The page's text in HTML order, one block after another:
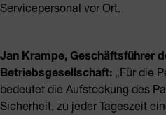
Servicepersonal vor Ort.
Jan Krampe, Geschäftsführer
Betriebsgesellschaft: „Für die
bedeutet die Aufstockung des
Sicherheit, zu jeder Tageszeit